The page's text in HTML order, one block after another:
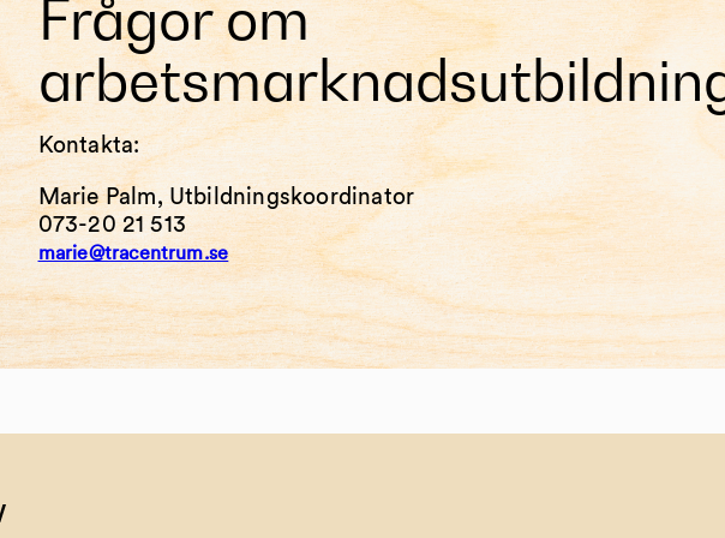
Frågor om
Kontakta:
Marie Palm, Utbildningskoordinator
073-20 21 513
marie@tracentrum.se